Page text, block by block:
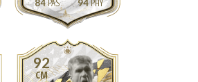
84
94
92
CM